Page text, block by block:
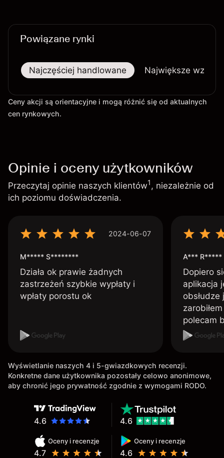
Powiązane rynki
Najczęściej handlowane Największe wzrosty
Ceny akcji są orientacyjne i mogą różnić się od aktualnych
cen rynkowych.
Opinie i oceny użytkowników
Przeczytaj opinie naszych klientów1, niezależnie od
ich poziomu doświadczenia.
2024-06-07
M***** S********
Działa ok prawie żadnych
zastrzeżeń szybkie wypłaty i
wpłaty porostu ok
A*** R*****
Dopiero
aplikacja
polecam
Wyświetlanie naszych 4 i 5-gwiazdkowych recenzji.
Konkretne dane użytkownika pozostały celowo anonimowe,
aby chronić jego prywatność zgodnie z wymogami RODO.
4.6
Oceny i recenzje
4.7
Oceny i recenzje
4.6
4.6